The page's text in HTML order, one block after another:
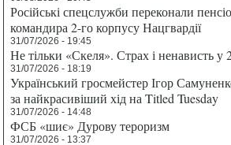
Російські спецслужби переконали
командира 2-го корпусу Нацгвардії
31/07/2026 - 19:45
Не тільки «Скеля». Страх і ненависть
31/07/2026 - 18:19
Український гросмейстер Ігор
за найкрасивіший хід на Titled Tuesday
31/07/2026 - 14:48
ФСБ «шиє» Дурову тероризм
31/07/2026 - 13:37